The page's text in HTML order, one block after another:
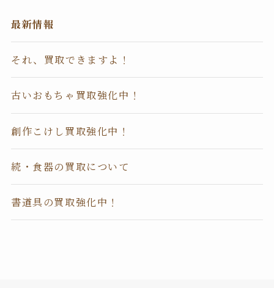
最新情報
それ、買取できますよ！
古いおもちゃ買取強化中！
創作こけし買取強化中！
続・食器の買取について
書道具の買取強化中！